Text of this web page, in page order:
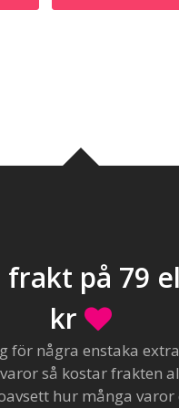
frakt på 79
kr
för några enstaka
så kostar frakten
hur många